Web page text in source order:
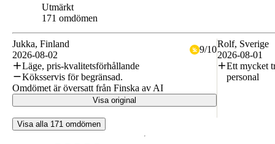
Utmärkt
171 omdömen
Jukka, Finland
2026-08-02
9/10
Läge, pris-kvalitetsförhållande
Köksservis för begränsad.
Omdömet är översatt från Finska av AI
Visa original
Rolf, Sverige
2026-08-01
Ett mycket
personal
Visa alla 171 omdömen